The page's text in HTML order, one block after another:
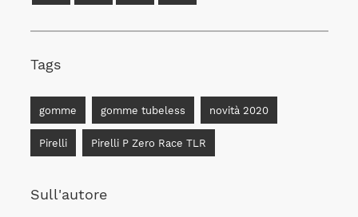
Tags
gomme gomme tubeless novità 2020
Pirelli Pirelli P Zero Race TLR
Sull'autore